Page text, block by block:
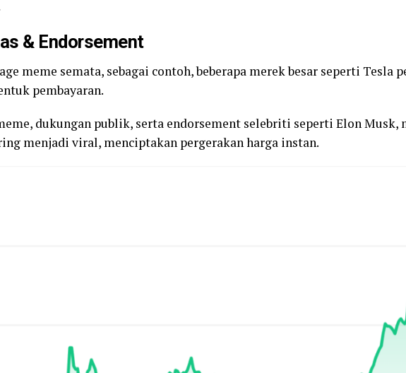
& Endorsement
meme semata, sebagai contoh, beberapa merek besar seperti Tesla
pembayaran.
dukungan publik, serta endorsement selebriti seperti Elon Musk,
menjadi viral, menciptakan pergerakan harga instan.